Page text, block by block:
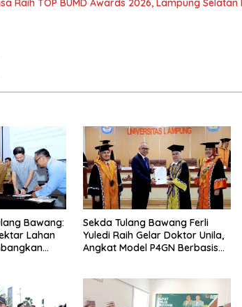
Raih TOP BUMD Awards 2026, Lampung
Bawang:
Lahan
Sekda Tulang Bawang Ferli
Yuledi Raih Gelar Doktor Unila,
Angkat Model P4GN Berbasis